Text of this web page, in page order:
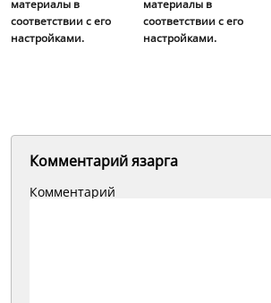
материалы в
соответствии с его
настройками.
материалы в
соответствии с его
настройками.
Комментарий язарга
Комментарий